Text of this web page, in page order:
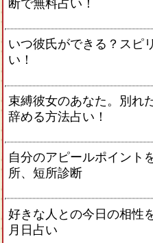
断で無料占い！
いつ彼氏ができる？スピ
い！
束縛彼女のあなた。別れ
辞める方法占い！
自分のアピールポイント
所、短所診断
好きな人との今日の相性
月日占い